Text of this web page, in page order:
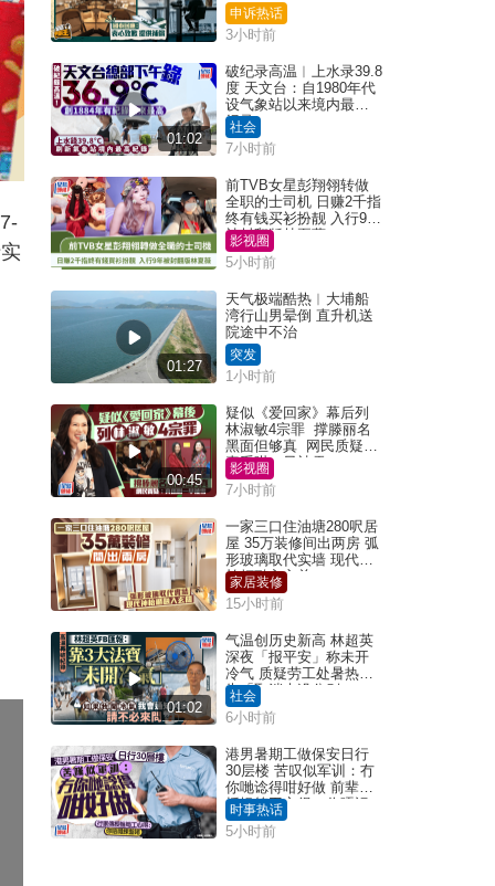
申诉热话
3小时前
01:02
破纪录高温︱上水录39.8
度 天文台：自1980年代
设气象站以来境内最高
纪录
社会
7小时前
前TVB女星彭翔翎转做
全职的士司机 日赚2千指
终有钱买衫扮靓 入行9年
被封翻版林夏薇
影视圈
5小时前
01:27
天气极端酷热︱大埔船
湾行山男晕倒 直升机送
院途中不治
突发
1小时前
00:45
疑似《爱回家》幕后列
林淑敏4宗罪 撑滕丽名
黑面但够真 网民质疑：
真系咁一早被雪
影视圈
7小时前
一家三口住油塘280呎居
屋 35万装修间出两房 弧
形玻璃取代实墙 现代神
枱柜融入玄关
家居装修
15小时前
01:02
气温创历史新高 林超英
深夜「报平安」称未开
冷气 质疑劳工处暑热警
告「取消也没分别」
社会
6小时前
港男暑期工做保安日行
30层楼 苦叹似军训：冇
你哋谂得咁好做 前辈传
授揾笋工心得：你唔识
拣盘啫｜Juicy叮
时事热话
5小时前